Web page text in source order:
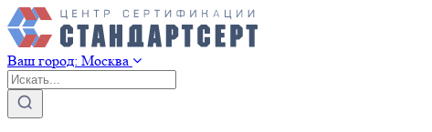
Ваш город: Москва